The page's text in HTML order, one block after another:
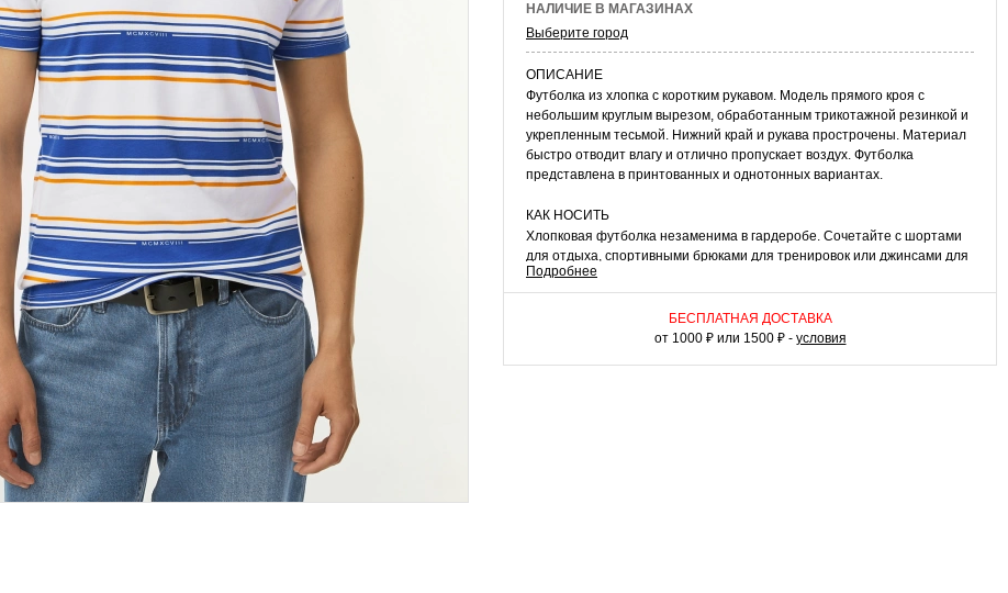
НАЛИЧИЕ В МАГАЗИНАХ
Выберите город
ОПИСАНИЕ
Футболка из хлопка с коротким рукавом. Модель прямого кроя с
небольшим круглым вырезом, обработанным трикотажной резинкой и
укрепленным тесьмой. Нижний край и рукава прострочены. Материал
быстро отводит влагу и отлично пропускает воздух. Футболка
представлена в принтованных и однотонных вариантах.
КАК НОСИТЬ
Хлопковая футболка незаменима в гардеробе. Сочетайте с шортами
для отдыха, спортивными брюками для тренировок или джинсами для
городских образов. Носите как самостоятельный элемент в теплую
погоду или как базовый слой в прохладное время года. Дополняйте
кроссовками, слипонами или мокасинами для разных стилей.
Подробнее
БЕСПЛАТНАЯ ДОСТАВКА
от 1000 ₽ или 1500 ₽ - условия